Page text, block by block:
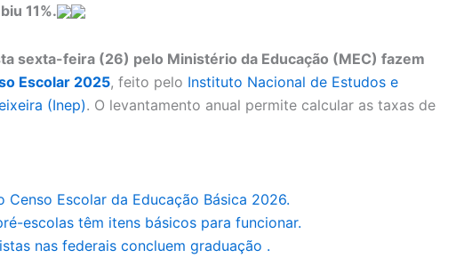
11%.
sexta-feira (26) pelo Ministério da Educação (MEC) fazem
Escolar 2025, feito pelo Instituto Nacional de Estudos e
(Inep). O levantamento anual permite calcular as taxas de
Censo Escolar da Educação Básica 2026.
escolas têm itens básicos para funcionar.
nas federais concluem graduação .